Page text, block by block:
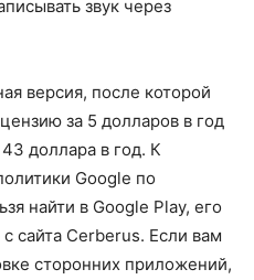
звук через
версия, после которой
за 5 долларов в год
доллара в год. К
Google по
найти в Google Play, его
сайта Cerberus. Если вам
сторонних приложений,